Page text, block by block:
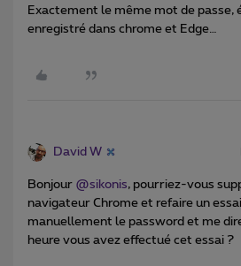
Exactement le même mot de passe,
enregistré dans chrome et Edge…
David W
Bonjour @sikonis, pourriez-vous
navigateur Chrome et refaire un
manuellement le password et me
heure vous avez effectué cet essai ?